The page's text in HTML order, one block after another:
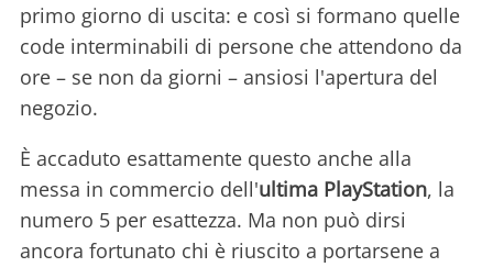
primo giorno di uscita: e così si formano quelle
code interminabili di persone che attendono da
ore – se non da giorni – ansiosi l'apertura del
negozio.
È accaduto esattamente questo anche alla
messa in commercio dell'ultima PlayStation, la
numero 5 per esattezza. Ma non può dirsi
ancora fortunato chi è riuscito a portarsene a